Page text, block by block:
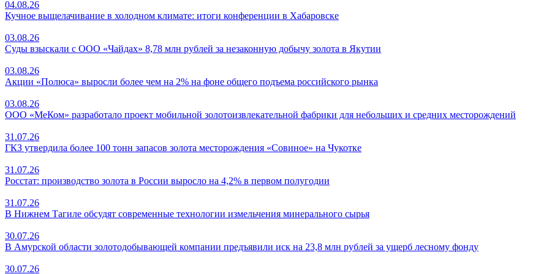
04.08.26
Кучное выщелачивание в холодном климате: итоги конференции в Хабаровске
03.08.26
Суды взыскали с ООО «Чайдах» 8,78 млн рублей за незаконную добычу золота в Якутии
03.08.26
Акции «Полюса» выросли более чем на 2% на фоне общего подъема российского рынка
03.08.26
ООО «МеКом» разработало проект мобильной золотоизвлекательной фабрики для небольших и средних месторождений
31.07.26
ГКЗ утвердила более 100 тонн запасов золота месторождения «Совиное» на Чукотке
31.07.26
Росстат: производство золота в России выросло на 4,2% в первом полугодии
31.07.26
В Нижнем Тагиле обсудят современные технологии измельчения минерального сырья
30.07.26
В Амурской области золотодобывающей компании предъявили иск на 23,8 млн рублей за ущерб лесному фонду
30.07.26